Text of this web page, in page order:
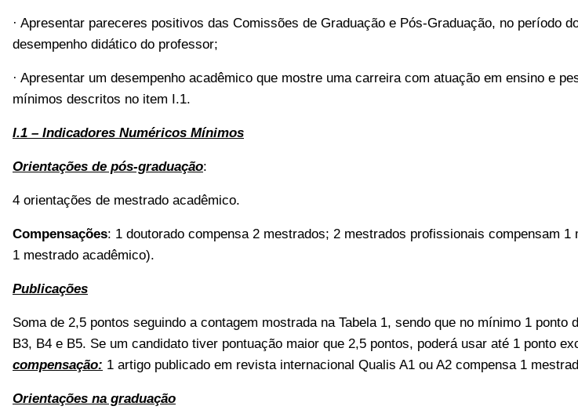
· Apresentar pareceres positivos das Comissões de Graduação e Pós-Graduação, no período
desempenho didático do professor;
· Apresentar um desempenho acadêmico que mostre uma carreira com atuação em ensino e
mínimos descritos no item I.1.
I.1 – Indicadores Numéricos Mínimos
Orientações de pós-graduação:
4 orientações de mestrado acadêmico.
Compensações: 1 doutorado compensa 2 mestrados; 2 mestrados profissionais compensam
1 mestrado acadêmico).
Publicações
Soma de 2,5 pontos seguindo a contagem mostrada na Tabela 1, sendo que no mínimo 1
B3, B4 e B5. Se um candidato tiver pontuação maior que 2,5 pontos, poderá usar até 1 ponto
compensação: 1 artigo publicado em revista internacional Qualis A1 ou A2 compensa 1
Orientações na graduação